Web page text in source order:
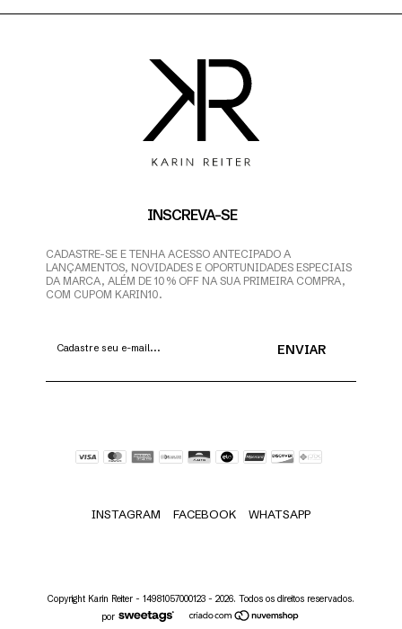
INSCREVA-SE
CADASTRE-SE E TENHA ACESSO ANTECIPADO A
LANÇAMENTOS, NOVIDADES E OPORTUNIDADES ESPECIAIS
DA MARCA, ALÉM DE 10% OFF NA SUA PRIMEIRA COMPRA,
COM CUPOM KARIN10.
INSTAGRAM FACEBOOK WHATSAPP
Copyright Karin Reiter - 14981057000123 - 2026. Todos os direitos reservados.
por